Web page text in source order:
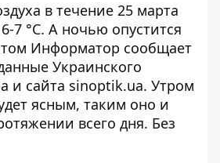
в течение 25 марта
7 °C. А ночью опустится
Информатор сообщает
Украинского
и сайта sinoptik.ua. Утром
ясным, таким оно и
всего дня. Без